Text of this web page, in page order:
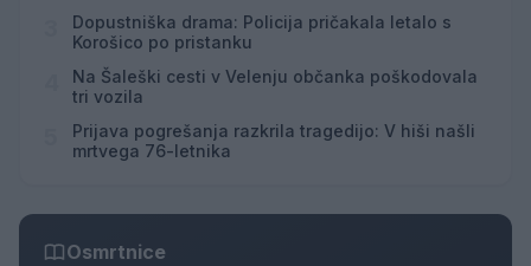
Dopustniška drama: Policija pričakala letalo s
Korošico po pristanku
Na Šaleški cesti v Velenju občanka poškodovala
tri vozila
Prijava pogrešanja razkrila tragedijo: V hiši našli
mrtvega 76-letnika
Osmrtnice